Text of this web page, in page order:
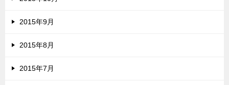
2015年9月
2015年8月
2015年7月